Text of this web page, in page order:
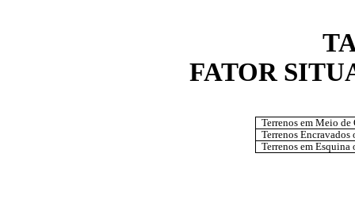
FATOR
Terrenos em Meio de
Terrenos Encravados
Terrenos em